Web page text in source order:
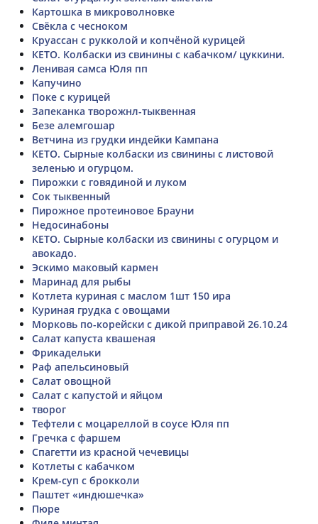
Картошка в микроволновке
Свёкла с чесноком
Круассан с рукколой и копчёной курицей
КЕТО. Колбаски из свинины с кабачком/ цуккини.
Ленивая самса Юля пп
Капучино
Поке с курицей
Запеканка творожнл-тыквенная
Безе алемгошар
Ветчина из грудки индейки Кампана
КЕТО. Сырные колбаски из свинины с листовой
зеленью и огурцом.
Пирожки с говядиной и луком
Сок тыквенный
Пирожное протеиновое Брауни
Недосинабоны
КЕТО. Сырные колбаски из свинины с огурцом и
авокадо.
Эскимо маковый кармен
Маринад для рыбы
Котлета куриная с маслом 1шт 150 ира
Куриная грудка с овощами
Морковь по-корейски с дикой приправой 26.10.24
Салат капуста квашеная
Фрикадельки
Раф апельсиновый
Салат овощной
Салат с капустой и яйцом
творог
Тефтели с моцареллой в соусе Юля пп
Гречка с фаршем
Спагетти из красной чечевицы
Котлеты с кабачком
Крем-суп с брокколи
Паштет «индюшечка»
Пюре